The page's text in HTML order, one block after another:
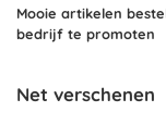
Mooie artikelen
bedrijf te promoten
Net verschenen